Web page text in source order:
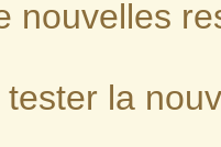
nouvelles
tester la